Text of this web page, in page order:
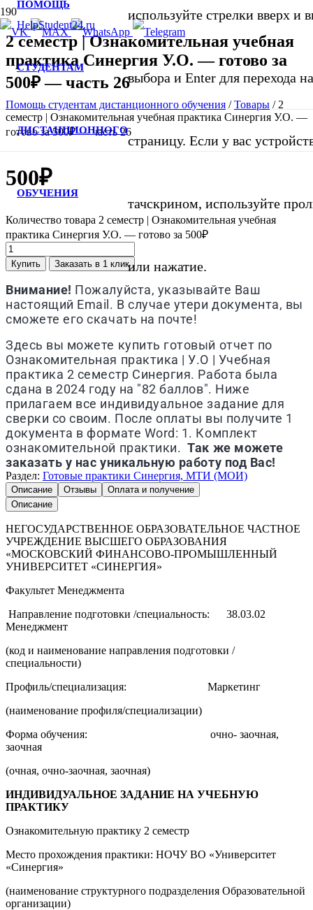
ПОМОЩЬ
СТУДЕНТАМ
ДИСТАНЦИОННОГО
ОБУЧЕНИЯ
используйте стрелки вверх и
выбора и Enter для перехода
страницу. Если у вас
тачскрином, используйте
или нажатие.
2 семестр | Ознакомительная учебная
практика Синергия У.О. — готово за
500₽ — часть 26
Помощь студентам дистанционного обучения /Товары / 2
семестр | Ознакомительная учебная практика Синергия У.О. —
готово за 500₽ — часть 26
500₽
Количество товара 2 семестр | Ознакомительная учебная
практика Синергия У.О. — готово за 500₽
Купить Заказать в 1 клик
Внимание! Пожалуйста, указывайте Ваш
настоящий Email. В случае утери документа, вы
сможете его скачать на почте!
Здесь вы можете купить готовый отчет по
Ознакомительная практика | У.О | Учебная
практика 2 семестр Синергия. Работа была
сдана в 2024 году на "82 баллов". Ниже
прилагаем все индивидуальное задание для
сверки со своим. После оплаты вы получите 1
документа в формате Word: 1. Комплект
ознакомительной практики.Так же можете
заказать у нас уникальную работу под Вас!
Раздел: Готовые практики Синергия, МТИ (МОИ)
Описание Отзывы
Оплата и получение
Описание
НЕГОСУДАРСТВЕННОЕ ОБРАЗОВАТЕЛЬНОЕ ЧАСТНОЕ
УЧРЕЖДЕНИЕ ВЫСШЕГО ОБРАЗОВАНИЯ
«МОСКОВСКИЙ ФИНАНСОВО-ПРОМЫШЛЕННЫЙ
УНИВЕРСИТЕТ «СИНЕРГИЯ»
Факультет Менеджмента
Направление подготовки /специальность: 38.03.02
Менеджмент
(код и наименование направления подготовки /
специальности)
Профиль/специализация: Маркетинг
(наименование профиля/специализации)
Форма обучения: очно- заочная,
заочная
(очная, очно-заочная, заочная)
ИНДИВИДУАЛЬНОЕ ЗАДАНИЕ НА УЧЕБНУЮ
ПРАКТИКУ
Ознакомительную практику 2 семестр
Место прохождения практики: НОЧУ ВО «Университет
«Синергия»
(наименование структурного подразделения Образовательной
организации)